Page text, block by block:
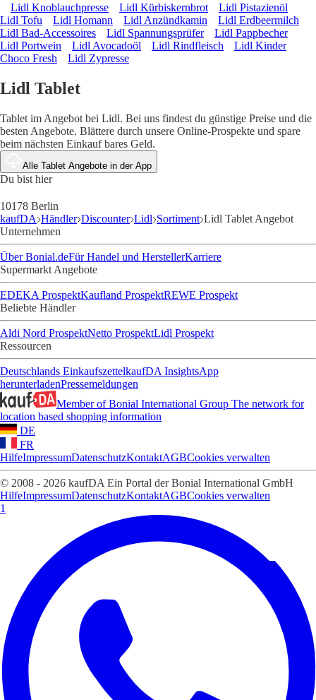
Lidl Knoblauchpresse Lidl Kürbiskernbrot
Lidl Pistazienöl
Lidl Tofu
Lidl Homann Lidl Anzündkamin
Lidl Erdbeermilch
Lidl Bad-Accessoires
Lidl Spannungsprüfer
Lidl Pappbecher
Lidl Portwein
Lidl Avocadoöl Lidl Rindfleisch
Lidl Kinder
Choco Fresh
Lidl Zypresse
Lidl Tablet
Tablet im Angebot bei Lidl. Bei uns findest du günstige Preise und die
besten Angebote. Blättere durch unsere Online-Prospekte und spare
beim nächsten Einkauf bares Geld.
Alle Tablet Angebote in der App
Du bist hier
10178 Berlin
kaufDA Händler Discounter Lidl Sortiment Lidl Tablet Angebot
Unternehmen
Über Bonial.deFür Handel und HerstellerKarriere
Supermarkt Angebote
EDEKA ProspektKaufland ProspektREWE Prospekt
Beliebte Händler
Aldi Nord ProspektNetto ProspektLidl Prospekt
Ressourcen
Deutschlands EinkaufszettelkaufDA InsightsApp
herunterladenPressemeldungen
Member of Bonial International Group The network for
location based shopping information
DE
FR
HilfeImpressumDatenschutzKontaktAGBCookies verwalten
© 2008 - 2026 kaufDA Ein Portal der Bonial International GmbH
HilfeImpressumDatenschutzKontaktAGBCookies verwalten
1